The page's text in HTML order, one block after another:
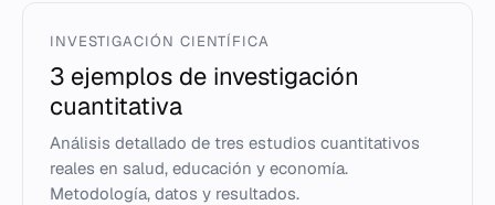
INVESTIGACIÓN CIENTÍFICA
3 ejemplos de investigación
cuantitativa
Análisis detallado de tres estudios cuantitativos
reales en salud, educación y economía.
Metodología, datos y resultados.